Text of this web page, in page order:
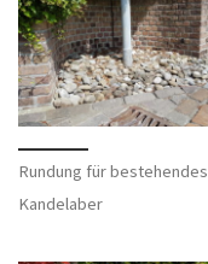
Rundung für bestehendes
Kandelaber